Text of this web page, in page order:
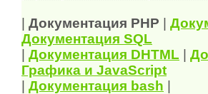
Документация PHP
Документация SQL
Документация DHTML
Графика и JavaScript
Документация bash